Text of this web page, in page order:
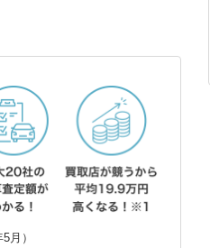
月）